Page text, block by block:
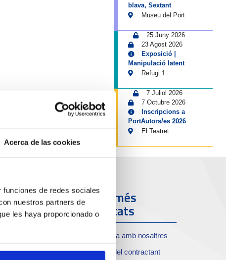
Acerca de las cookies
de redes sociales
nuestros partners de
les haya proporcionado o
blava, Sextant
Museu del Port
25 Juny 2026
23 Agost 2026
Exposició |
Manipulació latent
Refugi 1
7 Juliol 2026
7 Octubre 2026
Inscripcions a
PortAutors/es 2026
El Teatret
i Ciutat Els més
visitats
Treballa amb nosaltres
Perfil del contractant